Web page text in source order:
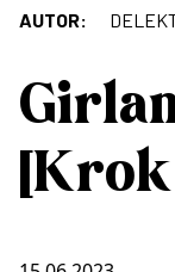
AUTOR: